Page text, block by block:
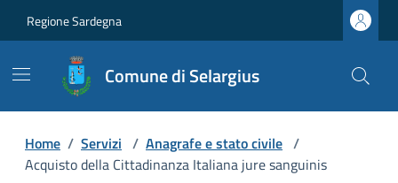
Regione Sardegna
Comune di Selargius
Home / Servizi / Anagrafe e stato civile /
Acquisto della Cittadinanza Italiana jure sanguinis